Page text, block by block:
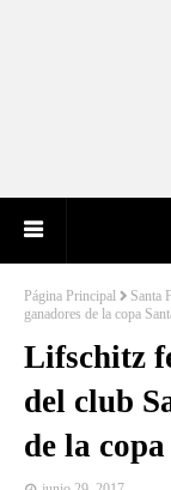
Página Principal Santa
ganadores de la copa
Lifschitz
del club
de la